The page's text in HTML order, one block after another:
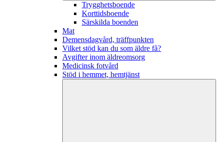
Trygghetsboende
Korttidsboende
Särskilda boenden
Mat
Demensdagvård, träffpunkten
Vilket stöd kan du som äldre få?
Avgifter inom äldreomsorg
Medicinsk fotvård
Stöd i hemmet, hemtjänst